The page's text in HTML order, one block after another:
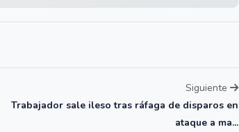
Siguiente
Trabajador sale ileso tras ráfaga de disparos en
ataque a ma...